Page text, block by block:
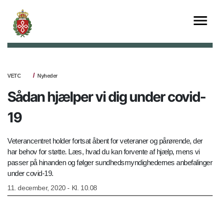
VETC Nyheder
Sådan hjælper vi dig under covid-
19
Veterancentret holder fortsat åbent for veteraner og pårørende, der
har behov for støtte. Læs, hvad du kan forvente af hjælp, mens vi
passer på hinanden og følger sundhedsmyndighedernes anbefalinger
under covid-19.
11. december, 2020 - Kl. 10.08